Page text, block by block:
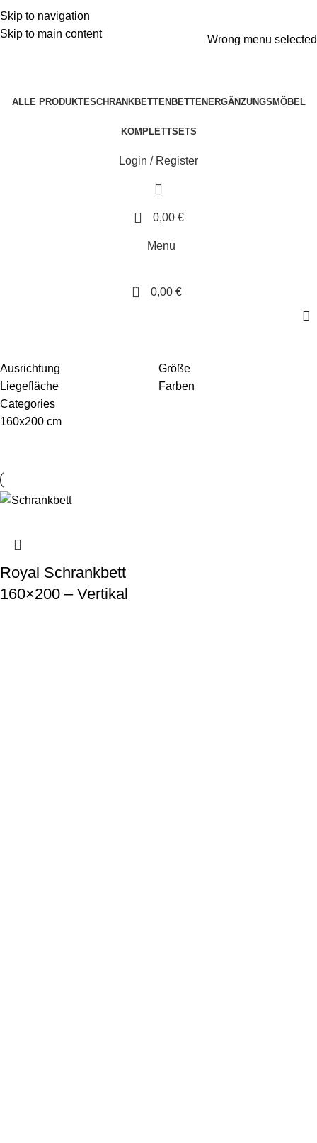
Skip to navigation
Skip to main content
Wrong menu selected
ALLE PRODUKTESCHRANKBETTEN BETTEN ERGÄNZUNGSMÖBEL
KOMPLETTSETS
Login / Register
0 0,00 €
Menu
0 0,00 €
Ausrichtung
Größe
Liegefläche
Farben
Categories
160x200 cm
Royal Schrankbett
160×200 – Vertikal